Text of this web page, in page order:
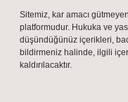
Sitemiz, kar amacı
platformudur. Hukuka ve
düşündüğünüz içerikleri,
bildirmeniz halinde, ilgili
kaldırılacaktır.